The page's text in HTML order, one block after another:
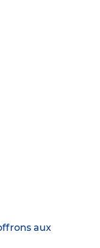
aux